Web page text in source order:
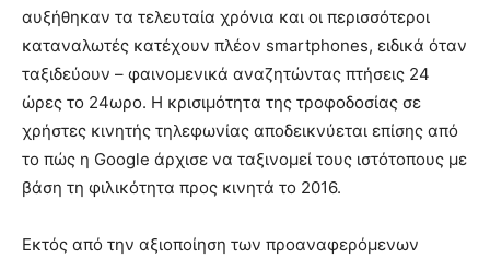
αυξήθηκαν τα τελευταία χρόνια και οι περισσότεροι
καταναλωτές κατέχουν πλέον smartphones, ειδικά όταν
ταξιδεύουν – φαινομενικά αναζητώντας πτήσεις 24
ώρες το 24ωρο. Η κρισιμότητα της τροφοδοσίας σε
χρήστες κινητής τηλεφωνίας αποδεικνύεται επίσης από
το πώς η Google άρχισε να ταξινομεί τους ιστότοπους με
βάση τη φιλικότητα προς κινητά το 2016.
Εκτός από την αξιοποίηση των προαναφερόμενων